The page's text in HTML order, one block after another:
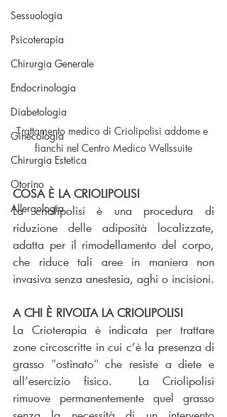
Sessuologia
Psicoterapia
Chirurgia Generale
Endocrinologia
Diabetologia
Ginecologia
Chirurgia Estetica
Otorino
Allergologia
Trattamento medico di Criolipolisi addome e
fianchi nel Centro Medico Wellssuite
COSA È LA CRIOLIPOLISI
La criolipolisi è una procedura di
riduzione delle adiposità localizzate,
adatta per il rimodellamento del corpo,
che riduce tali aree in maniera non
invasiva senza anestesia, aghi o incisioni.
A CHI È RIVOLTA LA CRIOLIPOLISI
La Crioterapia è indicata per trattare
zone circoscritte in cui c’è la presenza di
grasso "ostinato" che resiste a diete e
all’esercizio fisico.  La Criolipolisi
rimuove permanentemente quel grasso